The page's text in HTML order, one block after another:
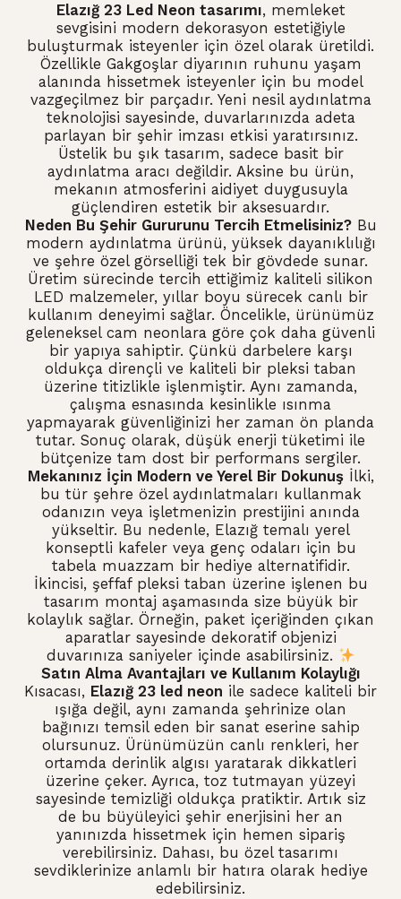
Elazığ 23 Led Neon tasarımı, memleket
sevgisini modern dekorasyon estetiğiyle
buluşturmak isteyenler için özel olarak üretildi.
Özellikle Gakgoşlar diyarının ruhunu yaşam
alanında hissetmek isteyenler için bu model
vazgeçilmez bir parçadır. Yeni nesil aydınlatma
teknolojisi sayesinde, duvarlarınızda adeta
parlayan bir şehir imzası etkisi yaratırsınız.
Üstelik bu şık tasarım, sadece basit bir
aydınlatma aracı değildir. Aksine bu ürün,
mekanın atmosferini aidiyet duygusuyla
güçlendiren estetik bir aksesuardır.
Neden Bu Şehir Gururunu Tercih Etmelisiniz?Bu
modern aydınlatma ürünü, yüksek dayanıklılığı
ve şehre özel görselliği tek bir gövdede sunar.
Üretim sürecinde tercih ettiğimiz kaliteli silikon
LED malzemeler, yıllar boyu sürecek canlı bir
kullanım deneyimi sağlar. Öncelikle, ürünümüz
geleneksel cam neonlara göre çok daha güvenli
bir yapıya sahiptir. Çünkü darbelere karşı
oldukça dirençli ve kaliteli bir pleksi taban
üzerine titizlikle işlenmiştir. Aynı zamanda,
çalışma esnasında kesinlikle ısınma
yapmayarak güvenliğinizi her zaman ön planda
tutar. Sonuç olarak, düşük enerji tüketimi ile
bütçenize tam dost bir performans sergiler.
Mekanınız İçin Modern ve Yerel Bir Dokunuşİlki,
bu tür şehre özel aydınlatmaları kullanmak
odanızın veya işletmenizin prestijini anında
yükseltir. Bu nedenle, Elazığ temalı yerel
konseptli kafeler veya genç odaları için bu
tabela muazzam bir hediye alternatifidir.
İkincisi, şeffaf pleksi taban üzerine işlenen bu
tasarım montaj aşamasında size büyük bir
kolaylık sağlar. Örneğin, paket içeriğinden çıkan
aparatlar sayesinde dekoratif objenizi
duvarınıza saniyeler içinde asabilirsiniz.
Satın Alma Avantajları ve Kullanım Kolaylığı
Kısacası, Elazığ 23 led neon ile sadece kaliteli bir
ışığa değil, aynı zamanda şehrinize olan
bağınızı temsil eden bir sanat eserine sahip
olursunuz. Ürünümüzün canlı renkleri, her
ortamda derinlik algısı yaratarak dikkatleri
üzerine çeker. Ayrıca, toz tutmayan yüzeyi
sayesinde temizliği oldukça pratiktir. Artık siz
de bu büyüleyici şehir enerjisini her an
yanınızda hissetmek için hemen sipariş
verebilirsiniz. Dahası, bu özel tasarımı
sevdiklerinize anlamlı bir hatıra olarak hediye
edebilirsiniz.